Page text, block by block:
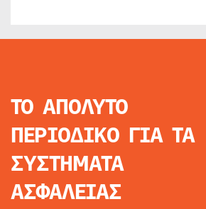
ΤΟ ΑΠΟΛΥΤΟ
ΠΕΡΙΟΔΙΚΟ ΓΙΑ ΤΑ
ΣΥΣΤΗΜΑΤΑ
ΑΣΦΑΛΕΙΑΣ